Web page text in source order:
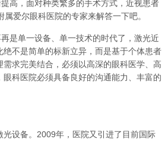
高，面对种类繁多的手术方式，近视患者
爱尔眼科医院的专家来解答一下吧。
是单一设备、单一技术的时代了，激光近
不是简单的标新立异，而是基于个体患者
求完美结合，必须以高深的眼科医学、高
科医院必须具备良好的沟通能力、丰富的
设备。2009年，医院又引进了目前国际